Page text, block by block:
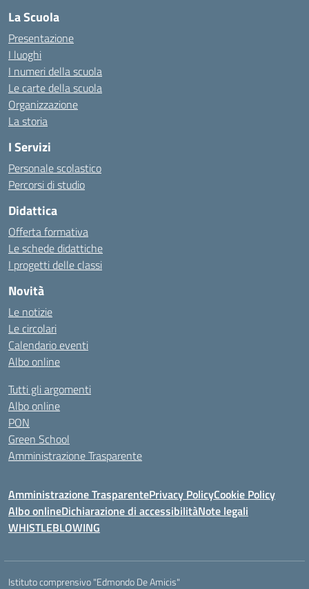
La Scuola
Presentazione
I luoghi
I numeri della scuola
Le carte della scuola
Organizzazione
La storia
I Servizi
Personale scolastico
Percorsi di studio
Didattica
Offerta formativa
Le schede didattiche
I progetti delle classi
Novità
Le notizie
Le circolari
Calendario eventi
Albo online
Tutti gli argomenti
Albo online
PON
Green School
Amministrazione Trasparente
Amministrazione TrasparentePrivacy PolicyCookie Policy
Albo onlineDichiarazione di accessibilitàNote legali
WHISTLEBLOWING
Istituto comprensivo "Edmondo De Amicis"